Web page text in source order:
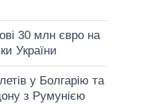
30 млн євро на
України
у Болгарію та
з Румунією